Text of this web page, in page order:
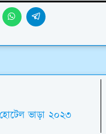
ভাড়া ২০২৩